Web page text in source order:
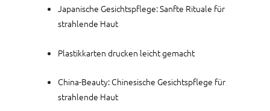
Japanische Gesichtspflege: Sanfte Rituale für
strahlende Haut
Plastikkarten drucken leicht gemacht
China-Beauty: Chinesische Gesichtspflege für
strahlende Haut